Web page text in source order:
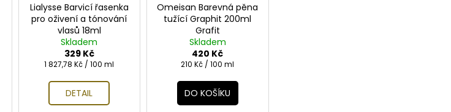
Lialysse Barvicí řasenka
pro oživení a tónování
vlasů 18ml
Skladem
329 Kč
Měrná
1 827,78 Kč / 100 ml
DETAIL
Omeisan Barevná pěna
tužící Graphit 200ml
Grafit
Skladem
420 Kč
Měrná
210 Kč / 100 ml
DO KOŠÍKU